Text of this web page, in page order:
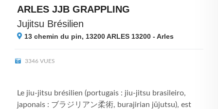
ARLES JJB GRAPPLING
Jujitsu Brésilien
13 chemin du pin, 13200ARLES 13200 - Arles
3346 VUES
Le jiu-jitsu brésilien (portugais : jiu-jitsu brasileiro,
japonais : ブラジリアン柔術, burajirian jūjutsu), est